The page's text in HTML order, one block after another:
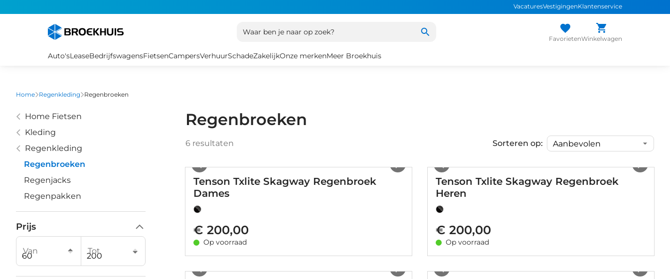
VacaturesVestigingenKlantenservice
Waar ben je naar op zoek?
FavorietenWinkelwagen
Auto'sLeaseBedrijfswagensFietsenCampersVerhuurSchadeZakelijkOnze merkenMeer Broekhuis
Home Regenkleding Regenbroeken
Home Fietsen
Kleding
Regenkleding
Regenbroeken
Regenjacks
Regenpakken
Prijs
Van Tot
Regenbroeken
6resultaten Sorteren op:
Tenson Txlite Skagway Regenbroek
Dames
€ 200,00
Op voorraad
Tenson Txlite Skagway Regenbroek
Heren
€ 200,00
Op voorraad